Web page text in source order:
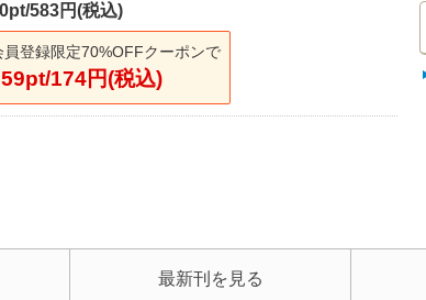
583円(税込)
員登録限定70%OFFクーポンで
174円(税込)
最新刊を見る